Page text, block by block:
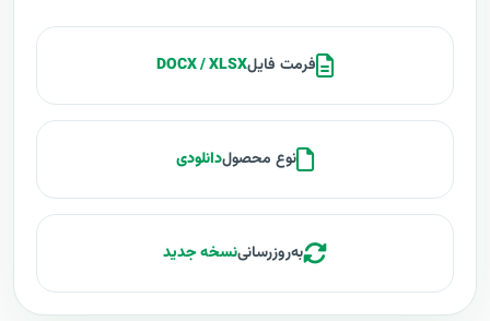
فرمت فایلDOCX / XLSX
نوع محصولدانلودی
به‌روزرسانینسخه جدید